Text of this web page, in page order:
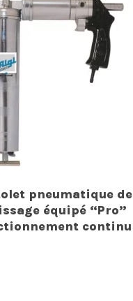
pneumatique de
équipé “Pro”
continu